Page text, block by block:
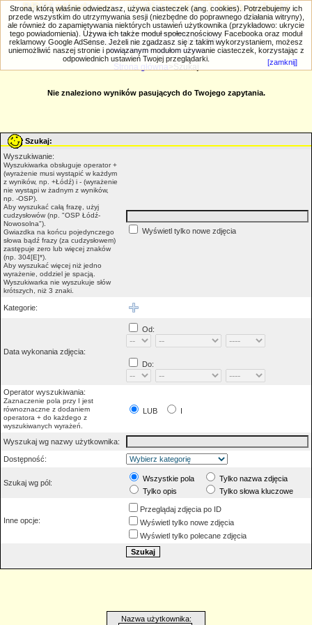
PRIV.gtlodz.eu - czyli trochę ;) inna galeria
Wyszukiwanie zaawansowane
Strona główna >Szukaj
Nie znaleziono wyników pasujących do Twojego zapytania.
Szukaj:
Wyszukiwanie:
Wyszukiwarka obsługuje operator +
(wyrażenie musi wystąpić w każdym
z wyników, np. +Łódź) i - (wyrażenie
nie wystąpi w żadnym z wyników,
np. -OSP).
Aby wyszukać całą frazę, użyj
cudzysłowów (np. "OSP Łódź-
Nowosolna").
Gwiazdka na końcu pojedynczego
słowa bądź frazy (za cudzysłowem)
zastępuje zero lub więcej znaków
(np. 304[E]*).
Aby wyszukać więcej niż jedno
wyrażenie, oddziel je spacją.
Wyszukiwarka nie wyszukuje słów
krótszych, niż 3 znaki.
Wyświetl tylko nowe zdjęcia
Kategorie:
Data wykonania zdjęcia:
Od:
Do:
Operator wyszukiwania:
Zaznaczenie pola przy I jest
równoznaczne z dodaniem
operatora + do każdego z
wyszukiwanych wyrażeń.
LUB I
Wyszukaj wg nazwy użytkownika:
Dostępność:
Szukaj wg pól: Wszystkie pola
Tylko nazwa zdjęcia
Tylko opis
Tylko słowa kluczowe
Inne opcje:
Przeglądaj zdjęcia po ID
Wyświetl tylko nowe zdjęcia
Wyświetl tylko polecane zdjęcia
Nazwa użytkownika:
Strona, którą właśnie odwiedzasz, używa ciasteczek (ang. cookies). Potrzebujemy ich
przede wszystkim do utrzymywania sesji (niezbędne do poprawnego działania witryny),
ale również do zapamiętywania niektórych ustawień użytkownika (przykładowo: ukrycie
tego powiadomienia). Używa ich także moduł społecznościowy Facebooka oraz moduł
reklamowy Google AdSense. Jeżeli nie zgadzasz się z takim wykorzystaniem, możesz
uniemożliwić naszej stronie i powiązanym modułom używanie ciasteczek, korzystając z
odpowiednich ustawień Twojej przeglądarki.
[zamknij]